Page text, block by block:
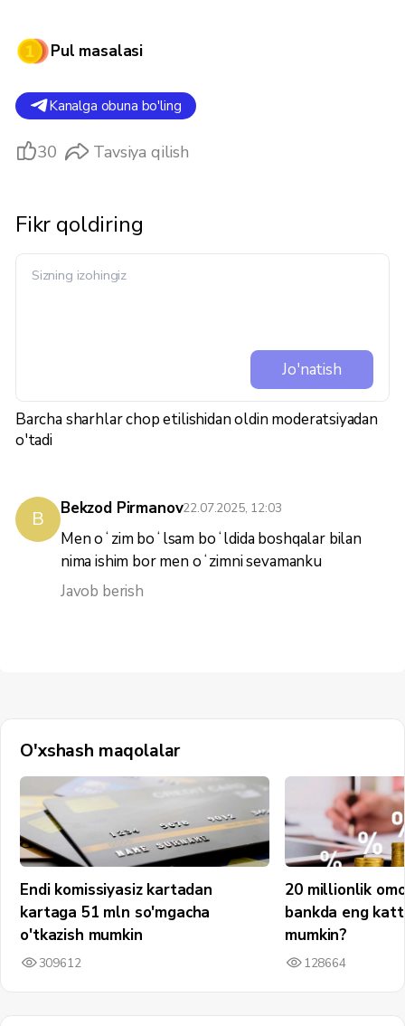
Pul masalasi
Kanalga obuna bo'ling
30 Tavsiya qilish
Fikr qoldiring
Jo'natish
Barcha sharhlar chop etilishidan oldin moderatsiyadan
o'tadi
B Bekzod Pirmanov22.07.2025, 12:03
Men oʻzim boʻlsam boʻldida boshqalar bilan
nima ishim bor men oʻzimni sevamanku
Javob berish
O'xshash maqolalar
Endi komissiyasiz kartadan
kartaga 51 mln so'mgacha
o'tkazish mumkin
309612
20 millionlik
bankda eng
mumkin?
128664